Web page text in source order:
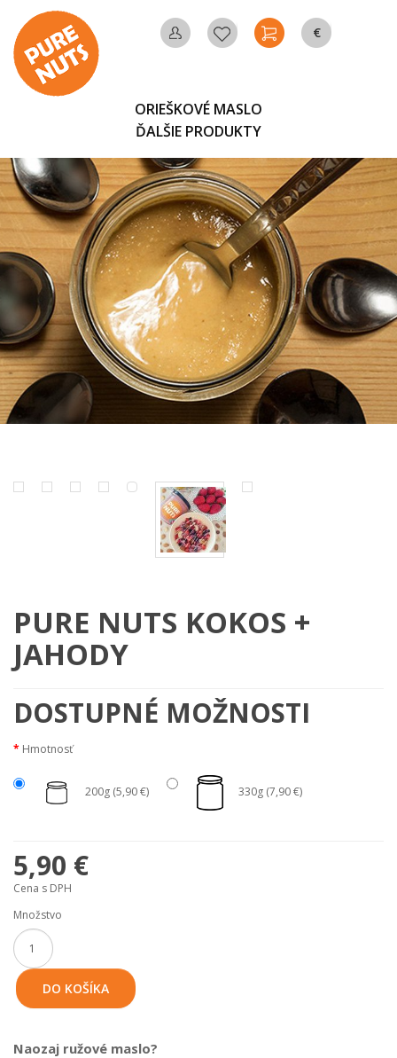
€
ORIEŠKOVÉ MASLO
ĎALŠIE PRODUKTY
PURE NUTS KOKOS +
JAHODY
DOSTUPNÉ MOŽNOSTI
Hmotnosť
200g (5,90 €) 330g (7,90 €)
5,90 €
Cena s DPH
Množstvo
DO KOŠÍKA
Naozaj ružové maslo?